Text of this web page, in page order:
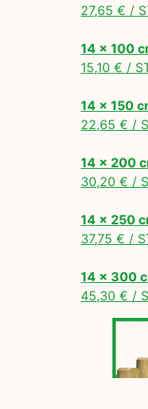
27,65 € /
14 x 100
15,10 € /
14 x 150
22,65 € /
14 x 200
30,20 € /
14 x 250
37,75 € /
14 x 300
45,30 € /